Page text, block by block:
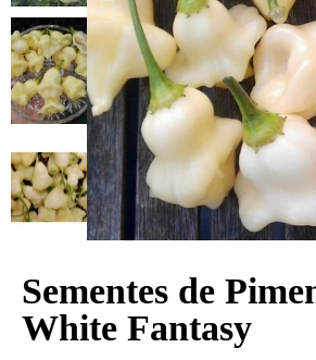
Sementes de
White Fantasy